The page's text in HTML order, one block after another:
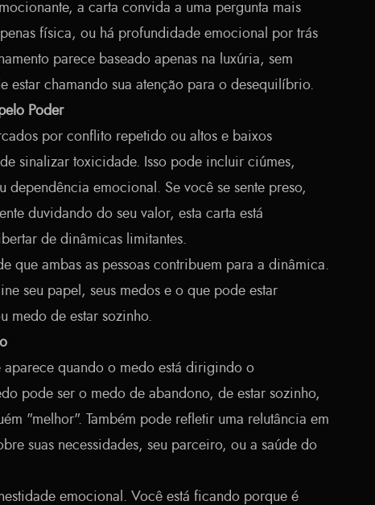
a carta convida a uma pergunta mais
física, ou há profundidade emocional por trás
parece baseado apenas na luxúria, sem
estar chamando sua atenção para o desequilíbrio.
Poder
por conflito repetido ou altos e baixos
sinalizar toxicidade. Isso pode incluir ciúmes,
dependência emocional. Se você se sente preso,
duvidando do seu valor, esta carta está
de dinâmicas limitantes.
que ambas as pessoas contribuem para a dinâmica.
seu papel, seus medos e o que pode estar
medo de estar sozinho.
aparece quando o medo está dirigindo o
pode ser o medo de abandono, de estar sozinho,
"melhor". Também pode refletir uma relutância em
suas necessidades, seu parceiro, ou a saúde do
emocional. Você está ficando porque é